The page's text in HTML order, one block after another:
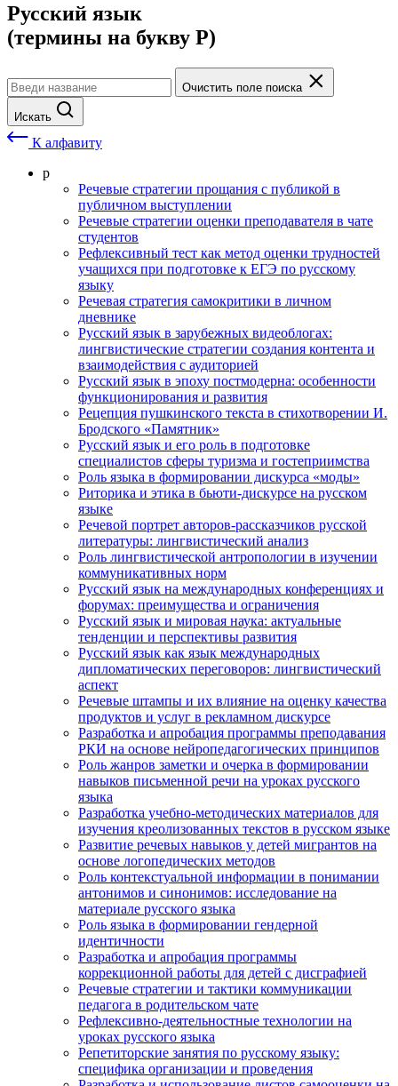
Русский язык
(термины на букву Р)
Очистить поле поиска
Искать
К алфавиту
р
Речевые стратегии прощания с публикой в
публичном выступлении
Речевые стратегии оценки преподавателя в чате
студентов
Рефлексивный тест как метод оценки трудностей
учащихся при подготовке к ЕГЭ по русскому
языку
Речевая стратегия самокритики в личном
дневнике
Русский язык в зарубежных видеоблогах:
лингвистические стратегии создания контента и
взаимодействия с аудиторией
Русский язык в эпоху постмодерна: особенности
функционирования и развития
Рецепция пушкинского текста в стихотворении И.
Бродского «Памятник»
Русский язык и его роль в подготовке
специалистов сферы туризма и гостеприимства
Роль языка в формировании дискурса «моды»
Риторика и этика в бьюти-дискурсе на русском
языке
Речевой портрет авторов-рассказчиков русской
литературы: лингвистический анализ
Роль лингвистической антропологии в изучении
коммуникативных норм
Русский язык на международных конференциях и
форумах: преимущества и ограничения
Русский язык и мировая наука: актуальные
тенденции и перспективы развития
Русский язык как язык международных
дипломатических переговоров: лингвистический
аспект
Речевые штампы и их влияние на оценку качества
продуктов и услуг в рекламном дискурсе
Разработка и апробация программы преподавания
РКИ на основе нейропедагогических принципов
Роль жанров заметки и очерка в формировании
навыков письменной речи на уроках русского
языка
Разработка учебно-методических материалов для
изучения креолизованных текстов в русском языке
Развитие речевых навыков у детей мигрантов на
основе логопедических методов
Роль контекстуальной информации в понимании
антонимов и синонимов: исследование на
материале русского языка
Роль языка в формировании гендерной
идентичности
Разработка и апробация программы
коррекционной работы для детей с дисграфией
Речевые стратегии и тактики коммуникации
педагога в родительском чате
Рефлексивно-деятельностные технологии на
уроках русского языка
Репетиторские занятия по русскому языку:
специфика организации и проведения